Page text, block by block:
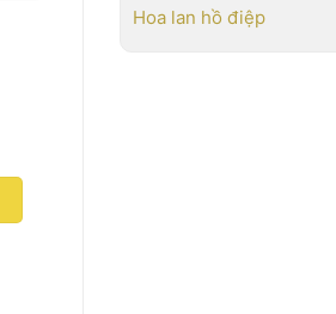
Hoa lan hồ điệp